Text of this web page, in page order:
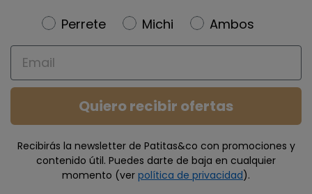
Newsletter
Perrete Michi
Ambos
Email
Quiero recibir ofertas
Recibirás la newsletter de Patitas&co con promociones y
contenido útil. Puedes darte de baja en cualquier
momento (ver política de privacidad).